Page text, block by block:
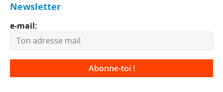
Newsletter
e-mail: